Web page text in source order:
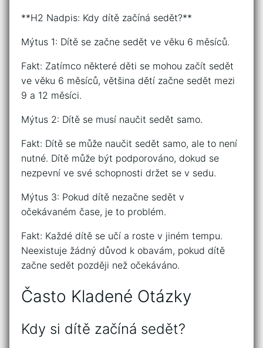
**H2 Nadpis: Kdy dítě začíná sedět?**
Mýtus 1: Dítě se začne sedět ve věku 6 měsíců.
Fakt: Zatímco některé děti se mohou začít sedět
ve věku 6 měsíců, většina dětí začne sedět mezi
9 a 12 měsíci.
Mýtus 2: Dítě se musí naučit sedět samo.
Fakt: Dítě se může naučit sedět samo, ale to není
nutné. Dítě může být podporováno, dokud se
nezpevní ve své schopnosti držet se v sedu.
Mýtus 3: Pokud dítě nezačne sedět v
očekávaném čase, je to problém.
Fakt: Každé dítě se učí a roste v jiném tempu.
Neexistuje žádný důvod k obavám, pokud dítě
začne sedět později než očekáváno.
Často Kladené Otázky
Kdy si dítě začíná sedět?